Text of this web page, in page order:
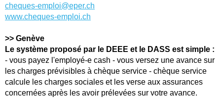
cheques-emploi@eper.ch
www.cheques-emploi.ch
>> Genève
Le système proposé par le DEEE et le DASS est simple :
- vous payez l'employé-e cash - vous versez une avance sur
les charges prévisibles à chèque service - chèque service
calcule les charges sociales et les verse aux assurances
concernées après les avoir prélevées sur votre avance.